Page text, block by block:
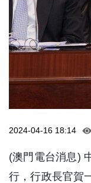
2024-04-16 18:14
(澳門電台消息)
行，行政長官賀